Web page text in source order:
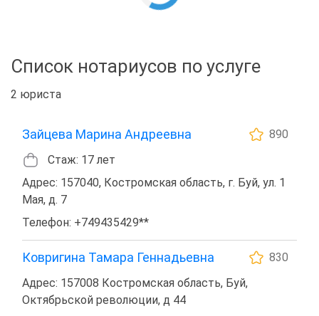
Список нотариусов по услуге
2 юриста
Зайцева Марина Андреевна
890
Стаж: 17 лет
Адрес: 157040, Костромская область, г. Буй, ул. 1
Мая, д. 7
Телефон: +749435429**
Ковригина Тамара Геннадьевна
830
Адрес: 157008 Костромская область, Буй,
Октябрьской революции, д 44